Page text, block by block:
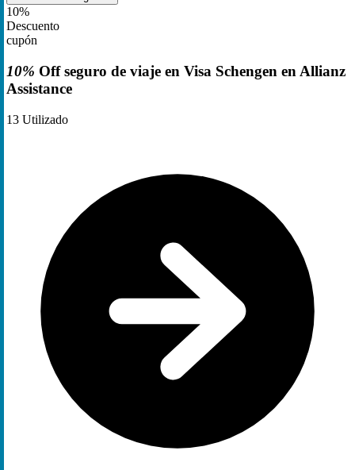
10%
Descuento
cupón
10% Off seguro de viaje en Visa Schengen en Allianz
Assistance
13 Utilizado